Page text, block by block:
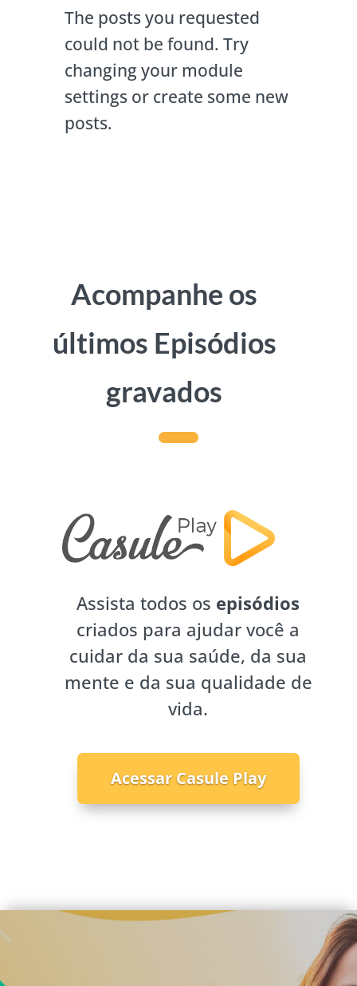
The posts you requested
could not be found. Try
changing your module
settings or create some new
posts.
Acompanhe os
últimos Episódios
gravados
Assista todos os episódios
criados para ajudar você a
cuidar da sua saúde, da sua
mente e da sua qualidade de
vida.
Acessar Casule Play